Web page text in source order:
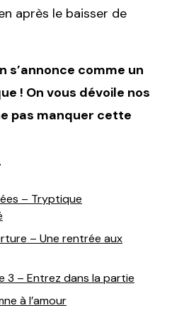
après le baisser de
s’annonce comme un
! On vous dévoile nos
pas manquer cette
– Tryptique
– Une rentrée aux
3 – Entrez dans la partie
à l’amour